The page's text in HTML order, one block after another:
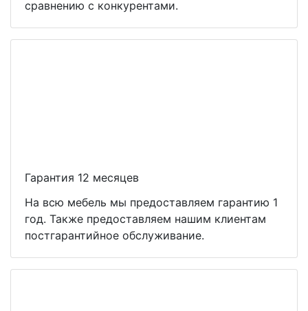
сравнению с конкурентами.
Гарантия 12 месяцев
На всю мебель мы предоставляем гарантию 1
год. Также предоставляем нашим клиентам
постгарантийное обслуживание.